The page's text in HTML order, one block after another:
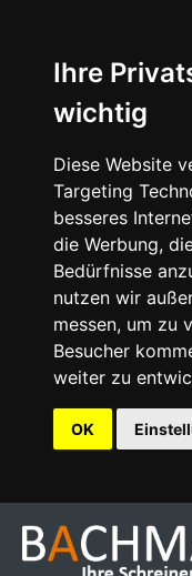
Ihre
wichtig
Diese Website
Targeting
besseres
die Werbung,
Bedürfnisse
nutzen wir
messen, um zu
Besucher
weiter zu
OK